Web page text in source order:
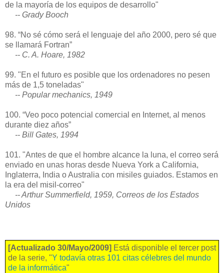
de la mayoría de los equipos de desarrollo"
-- Grady Booch
98. “No sé cómo será el lenguaje del año 2000, pero sé que
se llamará Fortran”
-- C. A. Hoare, 1982
99. "En el futuro es posible que los ordenadores no pesen
más de 1,5 toneladas"
-- Popular mechanics, 1949
100. “Veo poco potencial comercial en Internet, al menos
durante diez años”
-- Bill Gates, 1994
101. "Antes de que el hombre alcance la luna, el correo será
enviado en unas horas desde Nueva York a California,
Inglaterra, India o Australia con misiles guiados. Estamos en
la era del misil-correo"
-- Arthur Summerfield, 1959, Correos de los Estados
Unidos
[Actualizado 30/Mayo/2009] Está disponible el tercer post
de la serie, "Y todavía otras 101 citas célebres del mundo
de la informática"